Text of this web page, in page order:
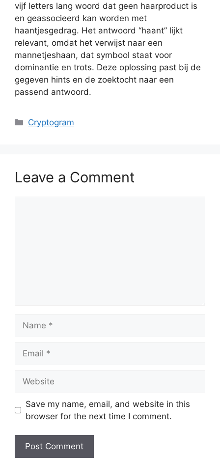
vijf letters lang woord dat geen haarproduct is
en geassocieerd kan worden met
haantjesgedrag. Het antwoord “haant” lijkt
relevant, omdat het verwijst naar een
mannetjeshaan, dat symbool staat voor
dominantie en trots. Deze oplossing past bij de
gegeven hints en de zoektocht naar een
passend antwoord.
Categories
Cryptogram
Leave a Comment
Save my name, email, and website in this
browser for the next time I comment.